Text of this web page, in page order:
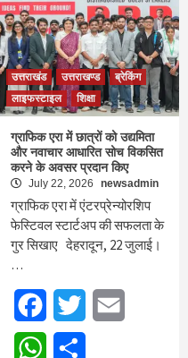
उत्तराखंड उत्तराखण्ड
ब्रेकिंग
लाइफस्टाइल
शिक्षा
ग्राफिक एरा में छात्रों को उद्यमिता
और नवाचार आधारित सोच विकसित
करने के अवसर प्रदान किए
July 22, 2026 newsadmin
ग्राफिक एरा में एंटरप्रेन्योरशिप
फेस्टिवल स्टार्टअप की सफलता के
गुर सिखाए देहरादून, 22 जुलाई।
…
FacebookTwitter
WhatsApp